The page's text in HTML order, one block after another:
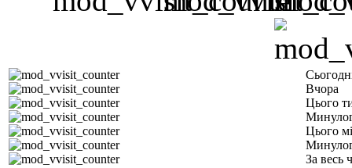
Вчора
Цього
Цього
За весь